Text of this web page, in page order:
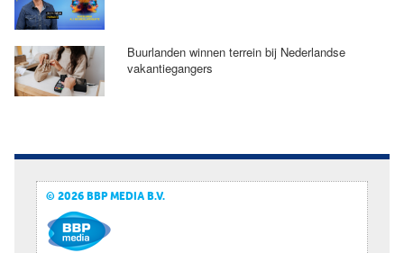
Buurlanden winnen terrein bij Nederlandse
vakantiegangers
© 2026 BBP MEDIA B.V.